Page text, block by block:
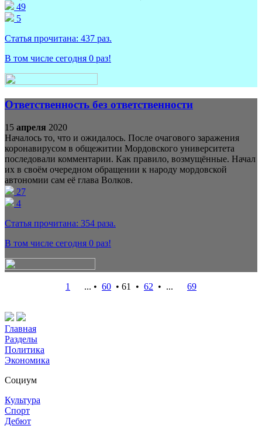
49
5
Статья прочитана: 437 раз.
В том числе сегодня 0 раз!
Ответственность без ответственности
15 апреля 2020
Началось то, что и ожидалось. После очагового заражения
коронавирусом в общежитии Мордовского университета
последовали комментарии. Как правило, возмущённые. Начал
их в своём очередном обращении к народу мордовской
автономии сам её глава Волков.
27
4
Статья прочитана: 354 раза.
В том числе сегодня 0 раз!
1 ... • 60 • 61 • 62 • ... 69
Главная
Разделы
Политика
Экономика
Социум
Культура
Спорт
Дебют